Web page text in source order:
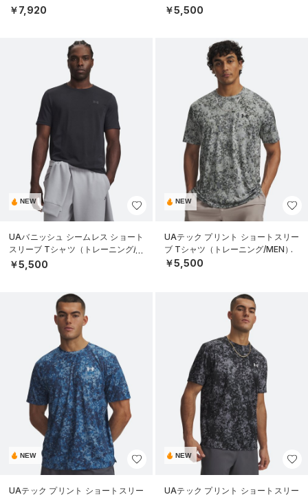
ング/MEN）
￥7,920
EN）
￥5,500
NEW
UAバニッシュ シームレス ショート
スリーブ Tシャツ（トレーニング/M
EN）
￥5,500
NEW
UAテック プリント ショートスリー
ブ Tシャツ（トレーニング/MEN）
￥5,500
NEW
UAテック プリント ショートスリー
NEW
UAテック プリント ショートスリー